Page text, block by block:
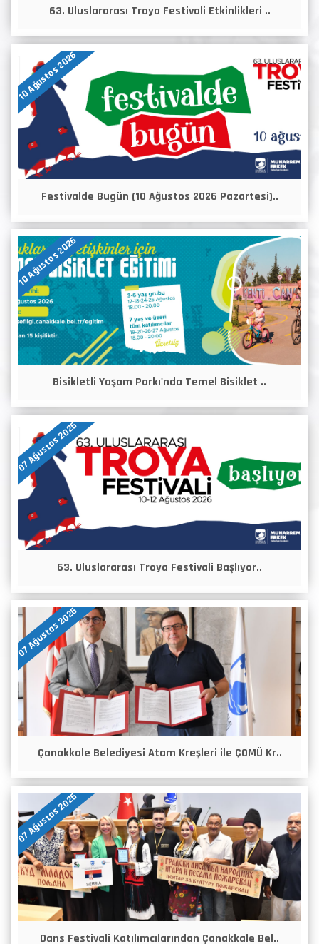
63. Uluslararası Troya Festivali Etkinlikleri ..
10 Ağustos 2026
Festivalde Bugün (10 Ağustos 2026 Pazartesi)..
10 Ağustos 2026
Bisikletli Yaşam Parkı'nda Temel Bisiklet ..
07 Ağustos 2026
63. Uluslararası Troya Festivali Başlıyor..
07 Ağustos 2026
Çanakkale Belediyesi Atam Kreşleri ile ÇOMÜ Kr..
07 Ağustos 2026
Dans Festivali Katılımcılarından Çanakkale Bel..